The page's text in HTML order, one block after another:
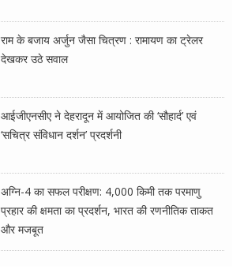
राम के बजाय अर्जुन जैसा चित्रण : रामायण का ट्रेलर
देखकर उठे सवाल
आईजीएनसीए ने देहरादून में आयोजित की ‘सौहार्द’ एवं
‘सचित्र संविधान दर्शन’ प्रदर्शनी
अग्नि-4 का सफल परीक्षण: 4,000 किमी तक परमाणु
प्रहार की क्षमता का प्रदर्शन, भारत की रणनीतिक ताकत
और मजबूत